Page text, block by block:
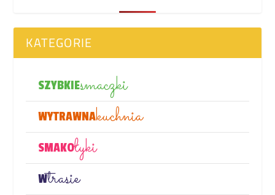
KATEGORIE
SZYBKIEsmaczki
WYTRAWNAkuchnia
SMAKOłyki
Wtrasie